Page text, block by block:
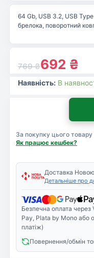
769₴692 ₴
64 Gb, USB 3.2, USB
брелока, поворотний
Наявність: В
За покупку цього
Як працює кешбек?
Доставка
Детальніше про
Безпечна оплата
Pay, Plata by Mono або
платіж)
Повернення/обмін